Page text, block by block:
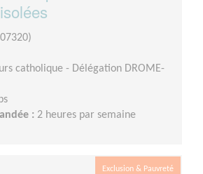
catholique - Délégation DROME-
: 2 heures par semaine
Exclusion & Pauvreté